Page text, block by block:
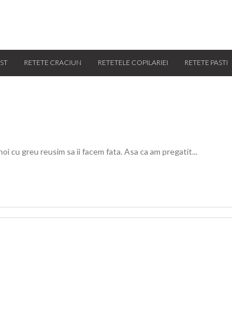
RETETE CRACIUN RETETELE COPILARIEI RETETE PASTI
cu greu reusim sa ii facem fata. Asa ca am pregatit...